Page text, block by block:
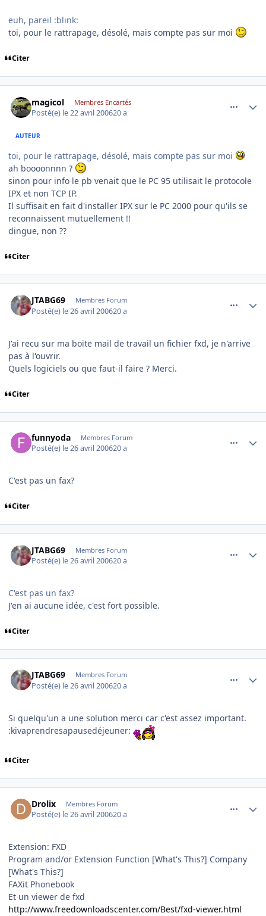
euh, pareil :blink:
toi, pour le rattrapage, désolé, mais compte pas sur moi
Citer
magicol Membres Encartés
Posté(e) le 22 avril 200620 a
AUTEUR
toi, pour le rattrapage, désolé, mais compte pas sur moi
ah boooonnnn ?
sinon pour info le pb venait que le PC 95 utilisait le protocole
IPX et non TCP IP.
Il suffisait en fait d'installer IPX sur le PC 2000 pour qu'ils se
reconnaissent mutuellement !!
dingue, non ??
Citer
JTABG69 Membres Forum
Posté(e) le 26 avril 200620 a
J'ai recu sur ma boite mail de travail un fichier fxd, je n'arrive
pas à l'ouvrir.
Quels logiciels ou que faut-il faire ? Merci.
Citer
funnyoda Membres Forum
Posté(e) le 26 avril 200620 a
C'est pas un fax?
Citer
JTABG69 Membres Forum
Posté(e) le 26 avril 200620 a
C'est pas un fax?
J'en ai aucune idée, c'est fort possible.
Citer
JTABG69 Membres Forum
Posté(e) le 26 avril 200620 a
Si quelqu'un a une solution merci car c'est assez important.
:kivaprendresapausedéjeuner:
Citer
Drolix Membres Forum
Posté(e) le 26 avril 200620 a
Extension: FXD
Program and/or Extension Function [What's This?] Company
[What's This?]
FAXit Phonebook
Et un viewer de fxd
http://www.freedownloadscenter.com/Best/fxd-viewer.html